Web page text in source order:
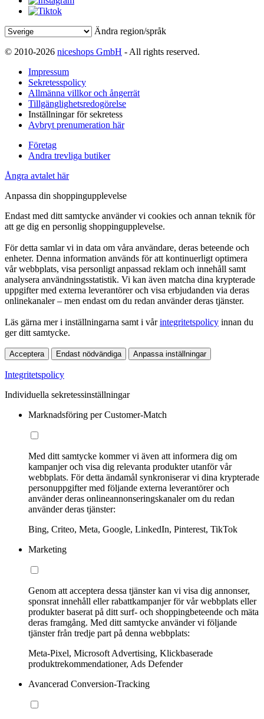
Ändra region/språk
© 2010-2026 niceshops GmbH - All rights reserved.
Impressum
Sekretesspolicy
Allmänna villkor och ångerrät
Tillgänglighetsredogörelse
Inställningar för sekretess
Avbryt prenumeration här
Företag
Andra trevliga butiker
Ångra avtalet här
Anpassa din shoppingupplevelse
Endast med ditt samtycke använder vi cookies och annan teknik för
att ge dig en personlig shoppingupplevelse.
För detta samlar vi in data om våra användare, deras beteende och
enheter. Denna information används för att kontinuerligt optimera
vår webbplats, visa personligt anpassad reklam och innehåll samt
analysera användningsstatistik. Vi kan även matcha dina krypterade
uppgifter med externa leverantörer och visa erbjudanden via deras
onlinekanaler – men endast om du redan använder deras tjänster.
Läs gärna mer i inställningarna samt i vårintegritetspolicy innan du
ger ditt samtycke.
Acceptera Endast nödvändiga Anpassa inställningar
Integritetspolicy
Individuella sekretessinställningar
Marknadsföring per Customer-Match
Med ditt samtycke kommer vi även att informera dig om
kampanjer och visa dig relevanta produkter utanför vår
webbplats. För detta ändamål synkroniserar vi dina krypterade
personuppgifter med följande externa leverantörer och
använder deras onlineannonseringskanaler om du redan
använder deras tjänster:
Bing, Criteo, Meta, Google, LinkedIn, Pinterest, TikTok
Marketing
Genom att acceptera dessa tjänster kan vi visa dig annonser,
sponsrat innehåll eller rabattkampanjer för vår webbplats eller
produkter baserat på ditt surf- och shoppingbeteende och mäta
deras framgång. Med ditt samtycke använder vi följande
tjänster från tredje part på denna webbplats:
Meta-Pixel, Microsoft Advertising, Klickbaserade
produktrekommendationer, Ads Defender
Avancerad Conversion-Tracking